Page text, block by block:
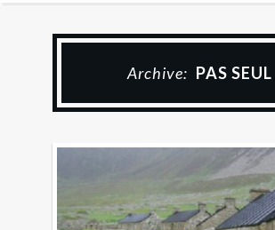
Archive: PAS SEUL